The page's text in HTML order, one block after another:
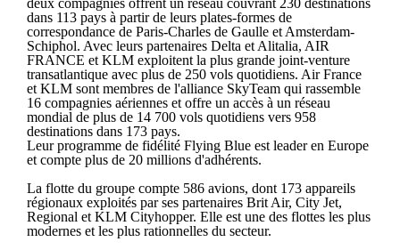
dans 113 pays à partir de leurs plates-formes de
correspondance de Paris-Charles de Gaulle et Amsterdam-
Schiphol. Avec leurs partenaires Delta et Alitalia, AIR
FRANCE et KLM exploitent la plus grande joint-venture
transatlantique avec plus de 250 vols quotidiens. Air France
et KLM sont membres de l'alliance SkyTeam qui rassemble
16 compagnies aériennes et offre un accès à un réseau
mondial de plus de 14 700 vols quotidiens vers 958
destinations dans 173 pays.
Leur programme de fidélité Flying Blue est leader en Europe
et compte plus de 20 millions d'adhérents.
La flotte du groupe compte 586 avions, dont 173 appareils
régionaux exploités par ses partenaires Brit Air, City Jet,
Regional et KLM Cityhopper. Elle est une des flottes les plus
modernes et les plus rationnelles du secteur.